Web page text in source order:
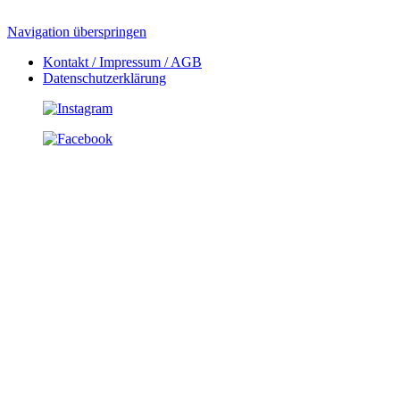
Navigation überspringen
Kontakt / Impressum / AGB
Datenschutzerklärung